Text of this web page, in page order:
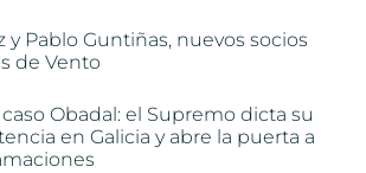
y Pablo Guntiñas, nuevos socios
de Vento
caso Obadal: el Supremo dicta su
en Galicia y abre la puerta a